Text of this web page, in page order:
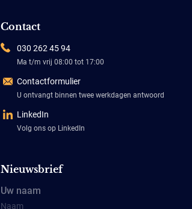
Contact
030 262 45 94
Ma t/m vrij 08:00 tot 17:00
Contactformulier
U ontvangt binnen twee werkdagen antwoord
LinkedIn
Volg ons op LinkedIn
Nieuwsbrief
Uw naam